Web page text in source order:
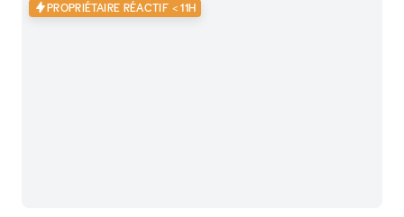
PROPRIÉTAIRE RÉACTIF < 11H